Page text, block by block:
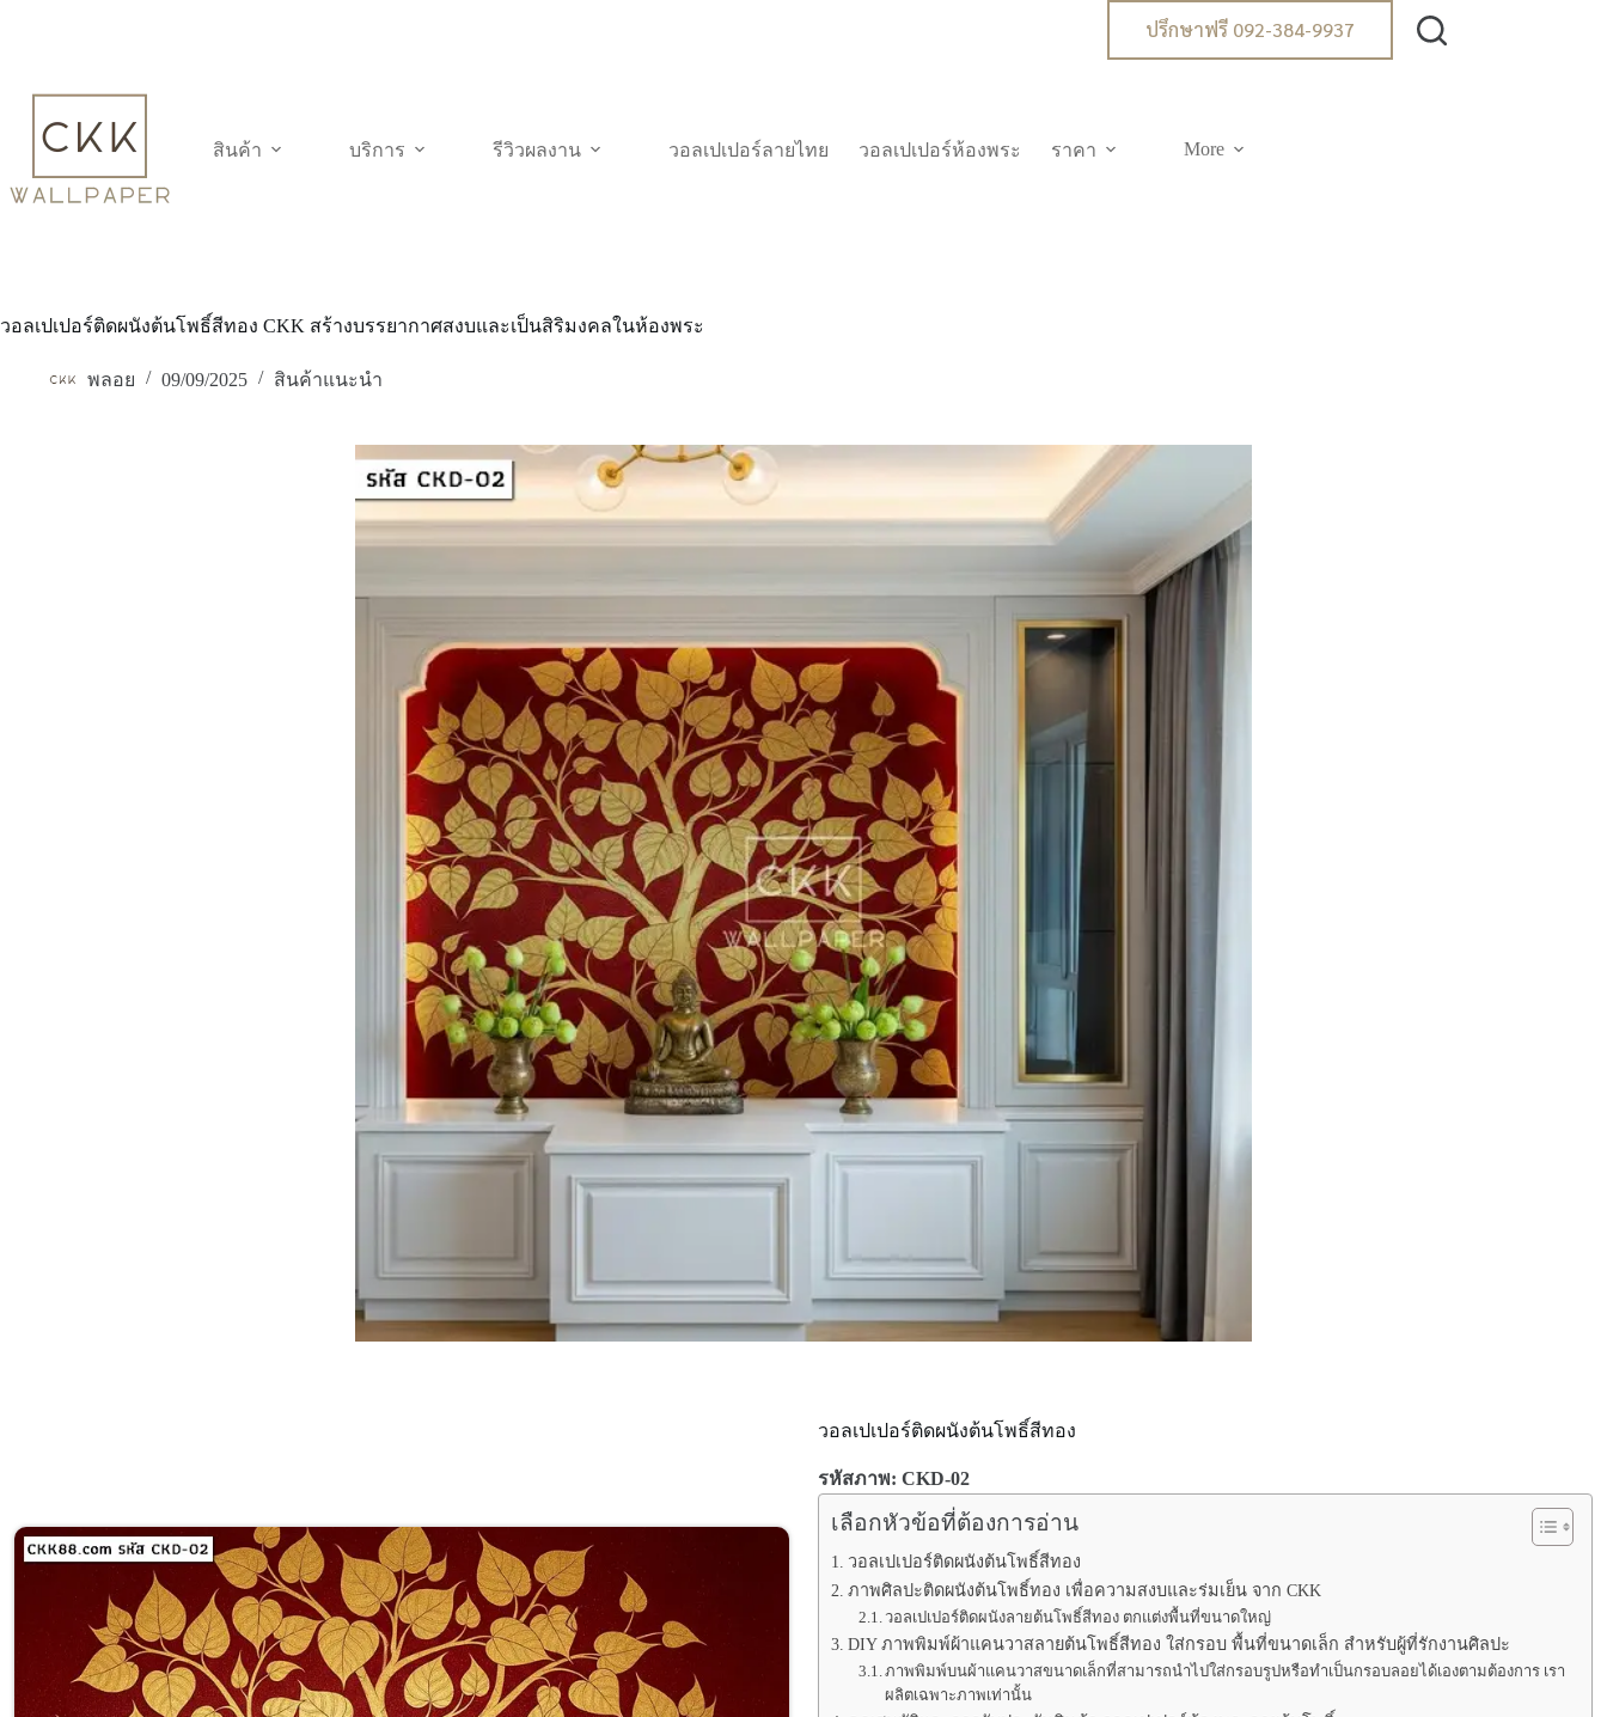
ปรึกษาฟรี 092-384-9937
สินค้า บริการ รีวิวผลงาน วอลเปเปอร์ลายไทย วอลเปเปอร์ห้องพระ ราคา More
วอลเปเปอร์ติดผนังต้นโพธิ์สีทอง CKK สร้างบรรยากาศสงบและเป็นสิริมงคลในห้องพระ
พลอย 09/09/2025 สินค้าแนะนำ
วอลเปเปอร์ติดผนังต้นโพธิ์สีทอง
รหัสภาพ: CKD-02
เลือกหัวข้อที่ต้องการอ่าน
วอลเปเปอร์ติดผนังต้นโพธิ์สีทอง
ภาพศิลปะติดผนังต้นโพธิ์ทอง เพื่อความสงบและร่มเย็น จาก CKK
วอลเปเปอร์ติดผนังลายต้นโพธิ์สีทอง ตกแต่งพื้นที่ขนาดใหญ่
DIY ภาพพิมพ์ผ้าแคนวาสลายต้นโพธิ์สีทอง ใส่กรอบ พื้นที่ขนาดเล็ก สำหรับผู้ที่รักงานศิลปะ
ภาพพิมพ์บนผ้าแคนวาสขนาดเล็กที่สามารถนำไปใส่กรอบรูปหรือทำเป็นกรอบลอยได้เองตามต้องการ เรา
ผลิตเฉพาะภาพเท่านั้น